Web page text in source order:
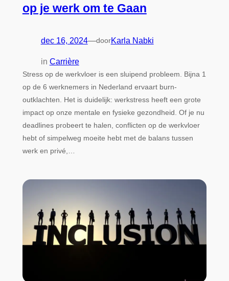
op je werk om te Gaan​
dec 16, 2024—doorKarla Nabki
in Carrière
Stress op de werkvloer is een sluipend probleem. Bijna 1
op de 6 werknemers in Nederland ervaart burn-
outklachten. Het is duidelijk: werkstress heeft een grote
impact op onze mentale en fysieke gezondheid. Of je nu
deadlines probeert te halen, conflicten op de werkvloer
hebt of simpelweg moeite hebt met de balans tussen
werk en privé,…